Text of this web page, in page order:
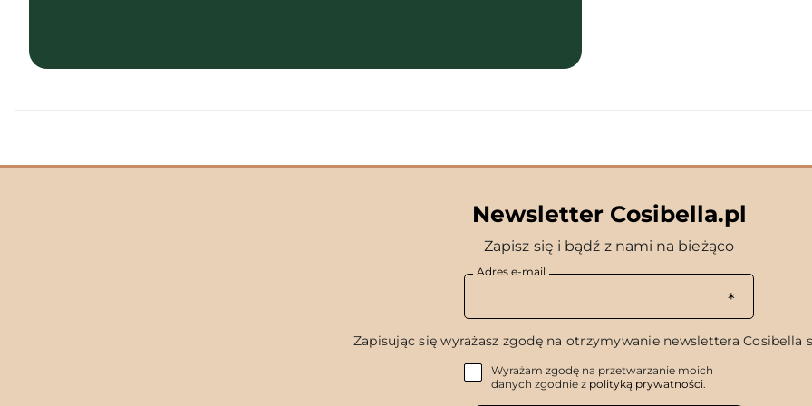
Newsletter Cosibella.pl
Zapisz się i bądź z nami na bieżąco
Adres e-mail
Zapisując się wyrażasz zgodę na otrzymywanie newslettera Cosibella
Wyrażam zgodę na przetwarzanie moich
danych zgodnie z polityką prywatności.